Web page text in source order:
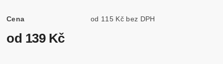
Cena od 115 Kč bez DPH
od 139 Kč